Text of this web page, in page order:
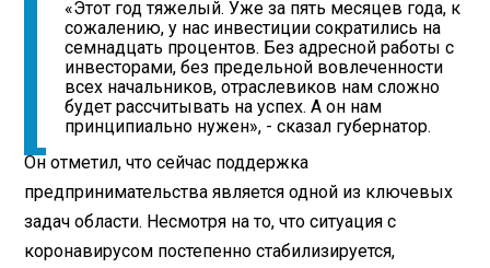
«Этот год тяжелый. Уже за пять месяцев года, к
сожалению, у нас инвестиции сократились на
семнадцать процентов. Без адресной работы с
инвесторами, без предельной вовлеченности
всех начальников, отраслевиков нам сложно
будет рассчитывать на успех. А он нам
принципиально нужен», - сказал губернатор.
Он отметил, что сейчас поддержка
предпринимательства является одной из ключевых
задач области. Несмотря на то, что ситуация с
коронавирусом постепенно стабилизируется,